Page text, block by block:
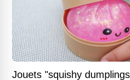
Jouets "squishy